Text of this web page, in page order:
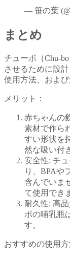
— 笹の葉
まとめ
チューボ（Chu-
させるために設
使用方法、およ
メリット：
赤ちゃんの
素材で作ら
すい形状を
然な吸い付
安全性: チ
り、BPAや
含んでいま
て使用でき
耐久性: 高
ボの哺乳瓶
す。
おすすめの使用方